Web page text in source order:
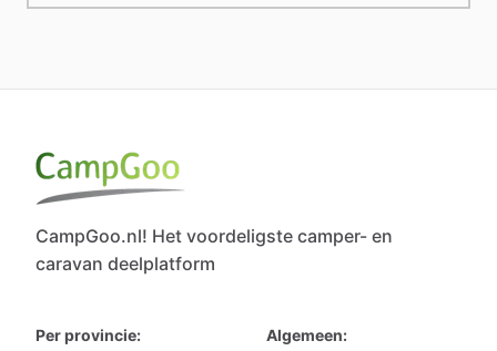
CampGoo.nl! Het voordeligste camper- en
caravan deelplatform
Per provincie:
Algemeen: